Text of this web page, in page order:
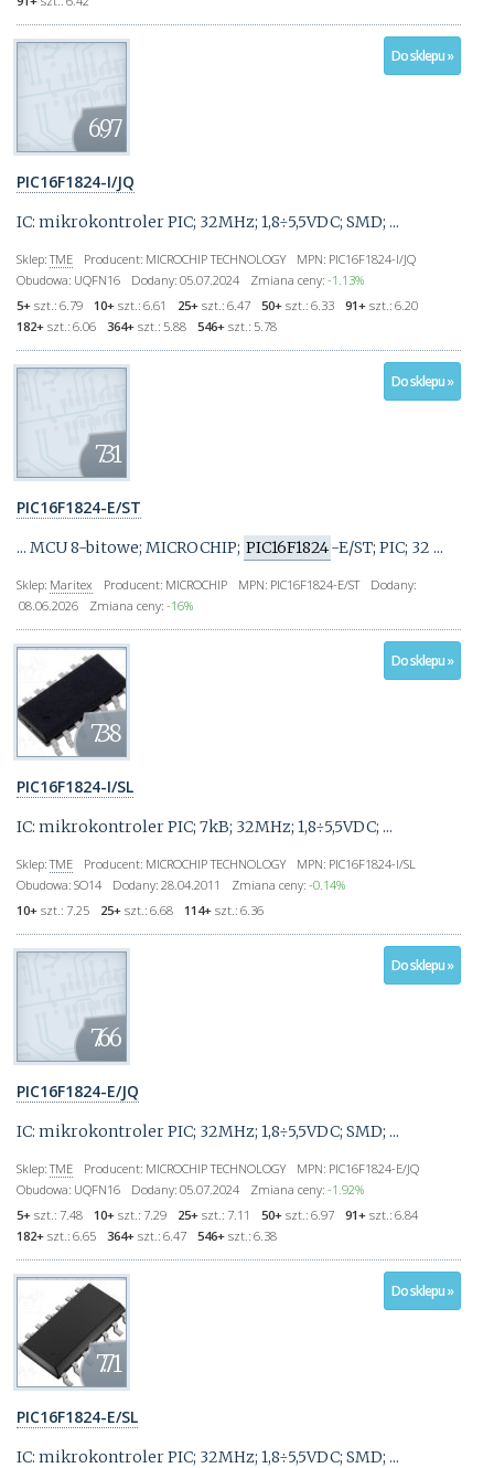
6.97
Do sklepu »
PIC16F1824-I/JQ
IC: mikrokontroler PIC; 32MHz; 1,8÷5,5VDC; SMD; ...
Sklep: TME Producent: MICROCHIP TECHNOLOGY MPN: PIC16F1824-I/JQ
Obudowa: UQFN16 Dodany: 05.07.2024 Zmiana ceny: -1.13%
5+ szt.: 6.79 10+ szt.: 6.61 25+ szt.: 6.47 50+ szt.: 6.33 91+ szt.: 6.20
182+ szt.: 6.06 364+ szt.: 5.88 546+ szt.: 5.78
7.31
Do sklepu »
PIC16F1824-E/ST
... MCU 8-bitowe; MICROCHIP; PIC16F1824-E/ST; PIC; 32 ...
Sklep: Maritex Producent: MICROCHIP MPN: PIC16F1824-E/ST
Dodany:
08.06.2026
Zmiana ceny: -16%
7.38
Do sklepu »
PIC16F1824-I/SL
IC: mikrokontroler PIC; 7kB; 32MHz; 1,8÷5,5VDC; ...
Sklep: TME Producent: MICROCHIP TECHNOLOGY MPN: PIC16F1824-I/SL
Obudowa: SO14 Dodany: 28.04.2011 Zmiana ceny: -0.14%
10+ szt.: 7.25 25+ szt.: 6.68 114+ szt.: 6.36
7.66
Do sklepu »
PIC16F1824-E/JQ
IC: mikrokontroler PIC; 32MHz; 1,8÷5,5VDC; SMD; ...
Sklep: TME Producent: MICROCHIP TECHNOLOGY MPN: PIC16F1824-E/JQ
Obudowa: UQFN16 Dodany: 05.07.2024 Zmiana ceny: -1.92%
5+ szt.: 7.48 10+ szt.: 7.29 25+ szt.: 7.11 50+ szt.: 6.97 91+ szt.: 6.84
182+ szt.: 6.65 364+ szt.: 6.47 546+ szt.: 6.38
7.71
Do sklepu »
PIC16F1824-E/SL
IC: mikrokontroler PIC; 32MHz; 1,8÷5,5VDC; SMD; ...